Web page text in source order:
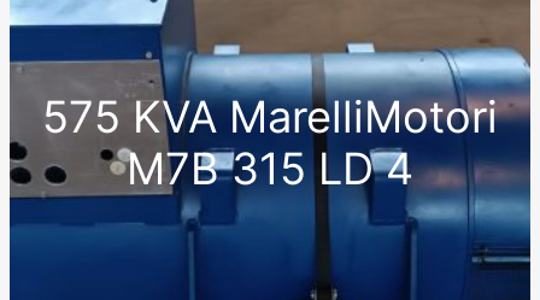
575 KVA MarelliMotori
M7B 315 LD 4